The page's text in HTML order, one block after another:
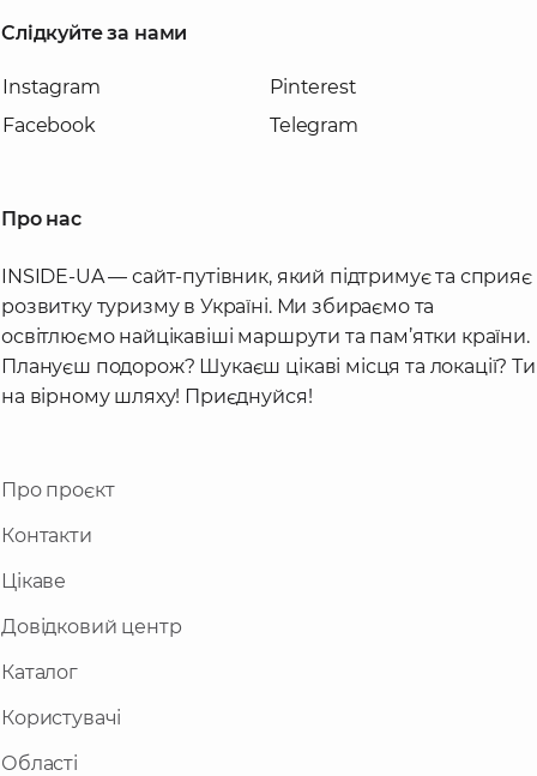
Слідкуйте за нами
Instagram
Facebook
Pinterest
Telegram
Про нас
INSIDE-UA — сайт-путівник, який підтримує та сприяє
розвитку туризму в Україні. Ми збираємо та
освітлюємо найцікавіші маршрути та пам’ятки країни.
Плануєш подорож? Шукаєш цікаві місця та локації? Ти
на вірному шляху! Приєднуйся!
Про проєкт
Контакти
Цікаве
Довідковий центр
Каталог
Користувачі
Області